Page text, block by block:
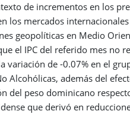
de incrementos en los
los mercados
geopolíticas en Medio
el IPC del referido mes no
variación de -0.07% en el
Alcohólicas, además del
del peso dominicano
que derivó en